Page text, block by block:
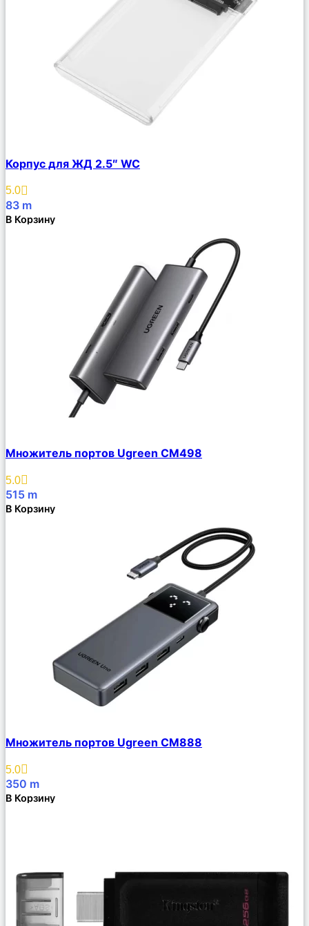
Описание
Избранное
Корпус для ЖД 2.5″ WC
5.0
83 m
В Корзину
Описание
Избранное
Множитель портов Ugreen CM498
5.0
515 m
В Корзину
Описание
Избранное
Множитель портов Ugreen CM888
5.0
350 m
В Корзину